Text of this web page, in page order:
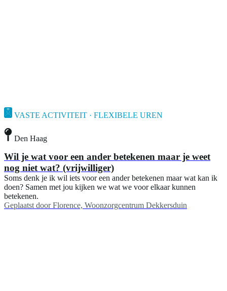
VASTE ACTIVITEIT · FLEXIBELE UREN
Den Haag
Wil je wat voor een ander betekenen maar je weet
nog niet wat? (vrijwilliger)
Soms denk je ik wil iets voor een ander betekenen maar wat kan ik
doen? Samen met jou kijken we wat we voor elkaar kunnen
betekenen.
Geplaatst door Florence, Woonzorgcentrum Dekkersduin